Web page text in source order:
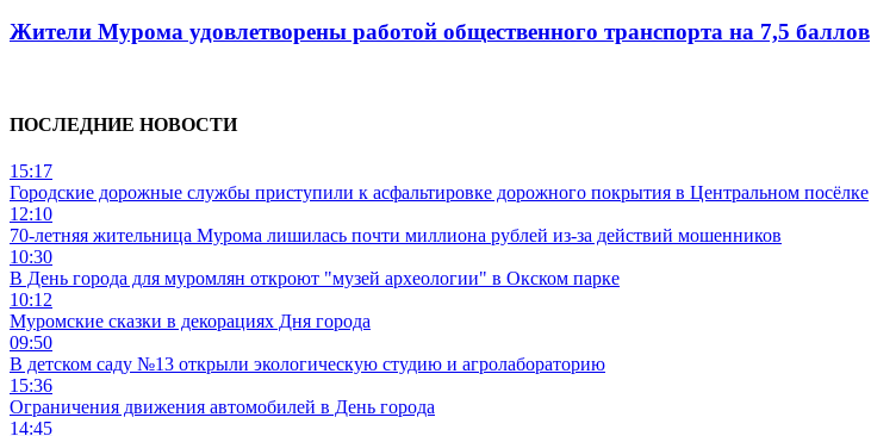
Жители Мурома удовлетворены работой общественного транспорта на 7,5 баллов
ПОСЛЕДНИЕ НОВОСТИ
15:17
Городские дорожные службы приступили к асфальтировке дорожного покрытия в Центральном посёлке
12:10
70-летняя жительница Мурома лишилась почти миллиона рублей из-за действий мошенников
10:30
В День города для муромлян откроют "музей археологии" в Окском парке
10:12
Муромские сказки в декорациях Дня города
09:50
В детском саду №13 открыли экологическую студию и агролабораторию
15:36
Ограничения движения автомобилей в День города
14:45